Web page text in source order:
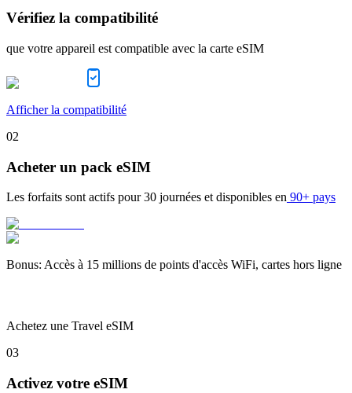
Vérifiez la compatibilité
que votre appareil est compatible avec la carte eSIM
Afficher la compatibilité
02
Acheter un pack eSIM
Les forfaits sont actifs pour 30 journées et disponibles en 90+ pays
Bonus: Accès à 15 millions de points d'accès WiFi, cartes hors ligne
Achetez une Travel eSIM
03
Activez votre eSIM